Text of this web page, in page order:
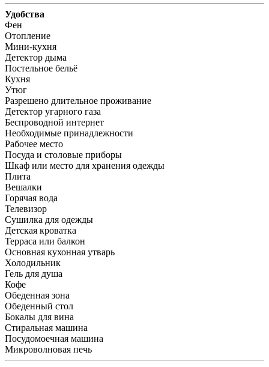
Удобства
Фен
Отопление
Мини-кухня
Детектор дыма
Постельное бельё
Кухня
Утюг
Разрешено длительное проживание
Детектор угарного газа
Беспроводной интернет
Необходимые принадлежности
Рабочее место
Посуда и столовые приборы
Шкаф или место для хранения одежды
Плита
Вешалки
Горячая вода
Телевизор
Сушилка для одежды
Детская кроватка
Терраса или балкон
Основная кухонная утварь
Холодильник
Гель для душа
Кофе
Обеденная зона
Обеденный стол
Бокалы для вина
Стиральная машина
Посудомоечная машина
Микроволновая печь